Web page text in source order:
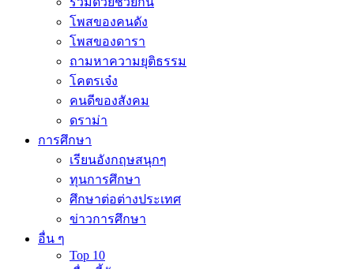
โพสของคนดัง
โพสของดารา
ถามหาความยุติธรรม
โคตรเจ๋ง
คนดีของสังคม
ดราม่า
การศึกษา
เรียนอังกฤษสนุกๆ
ทุนการศึกษา
ศึกษาต่อต่างประเทศ
ข่าวการศึกษา
อื่น ๆ
Top 10